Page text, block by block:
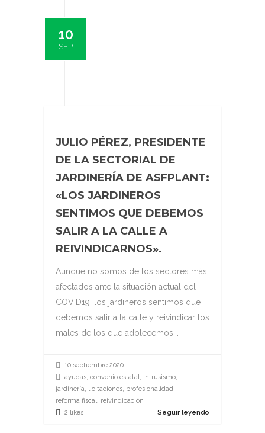
10
SEP
JULIO PÉREZ, PRESIDENTE
DE LA SECTORIAL DE
JARDINERÍA DE ASFPLANT:
«LOS JARDINEROS
SENTIMOS QUE DEBEMOS
SALIR A LA CALLE A
REIVINDICARNOS».
Aunque no somos de los sectores más
afectados ante la situación actual del
COVID19, los jardineros sentimos que
debemos salir a la calle y reivindicar los
males de los que adolecemos...
10 septiembre 2020
ayudas, convenio estatal, intrusismo,
jardinería, licitaciones, profesionalidad,
reforma fiscal, reivindicación
2 likes
Seguir leyendo